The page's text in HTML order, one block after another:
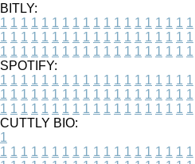
BITLY:
1 1 1 1 1 1 1 1 1 1 1 1 1 1 1 1 1 1 1
1 1 1 1 1 1 1 1 1 1 1 1 1 1 1 1 1 1 1
1 1 1 1 1 1 1 1 1 1 1 1 1 1 1 1 1 1 1
SPOTIFY:
1 1 1 1 1 1 1 1 1 1 1 1 1 1 1 1 1 1 1
1 1 1 1 1 1 1 1 1 1 1 1 1 1 1 1 1 1 1
1 1 1 1 1 1 1 1 1 1 1 1 1 1 1 1 1 1 1
CUTTLY BIO:
1
1 1 1 1 1 1 1 1 1 1 1 1 1 1 1 1 1 1 1